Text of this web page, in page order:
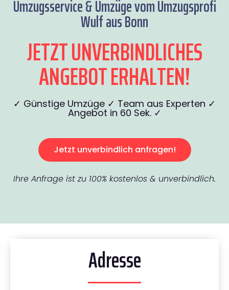
Umzugsservice & Umzüge vom Umzugsprofi
Wulf aus Bonn
JETZT UNVERBINDLICHES
ANGEBOT ERHALTEN!
✓ Günstige Umzüge ✓ Team aus Experten ✓
Angebot in 60 Sek. ✓
Jetzt unverbindlich anfragen!
Ihre Anfrage ist zu 100% kostenlos & unverbindlich.
Adresse